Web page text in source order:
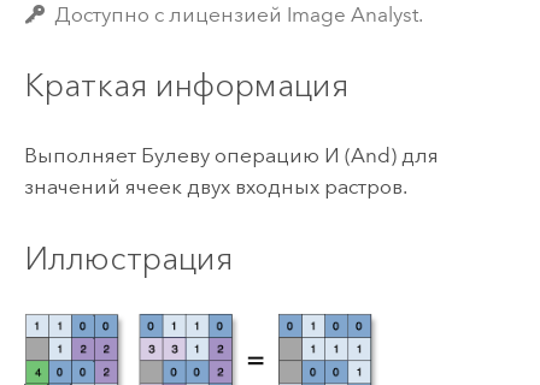
Доступно с лицензией Image Analyst.
Краткая информация
Выполняет Булеву операцию И (And) для
значений ячеек двух входных растров.
Иллюстрация